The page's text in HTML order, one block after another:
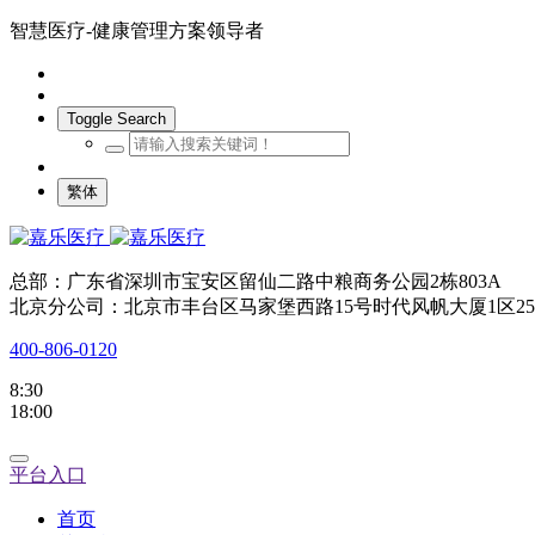
智慧医疗-健康管理方案领导者
Toggle Search
繁体
总部：广东省深圳市宝安区留仙二路中粮商务公园2栋803A
北京分公司：北京市丰台区马家堡西路15号时代风帆大厦1区
400-806-0120
8:30
18:00
平台入口
首页